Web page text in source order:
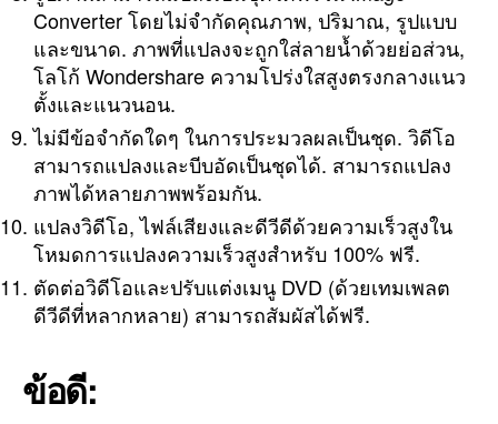
Converter โดยไม่จำกัดคุณภาพ, ปริมาณ, รูปแบบ
และขนาด. ภาพที่แปลงจะถูกใส่ลายน้ำด้วยย่อส่วน,
โลโก้ Wondershare ความโปร่งใสสูงตรงกลางแนว
ตั้งและแนวนอน.
ไม่มีข้อจำกัดใดๆ ในการประมวลผลเป็นชุด. วิดีโอ
สามารถแปลงและบีบอัดเป็นชุดได้. สามารถแปลง
ภาพได้หลายภาพพร้อมกัน.
แปลงวิดีโอ, ไฟล์เสียงและดีวีดีด้วยความเร็วสูงใน
โหมดการแปลงความเร็วสูงสำหรับ 100% ฟรี.
ตัดต่อวิดีโอและปรับแต่งเมนู DVD (ด้วยเทมเพลต
ดีวีดีที่หลากหลาย) สามารถสัมผัสได้ฟรี.
ข้อดี: